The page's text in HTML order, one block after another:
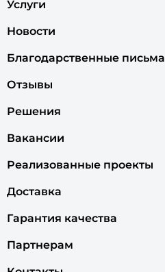
Услуги
Новости
Благодарственные письма
Отзывы
Решения
Вакансии
Реализованные проекты
Доставка
Гарантия качества
Партнерам